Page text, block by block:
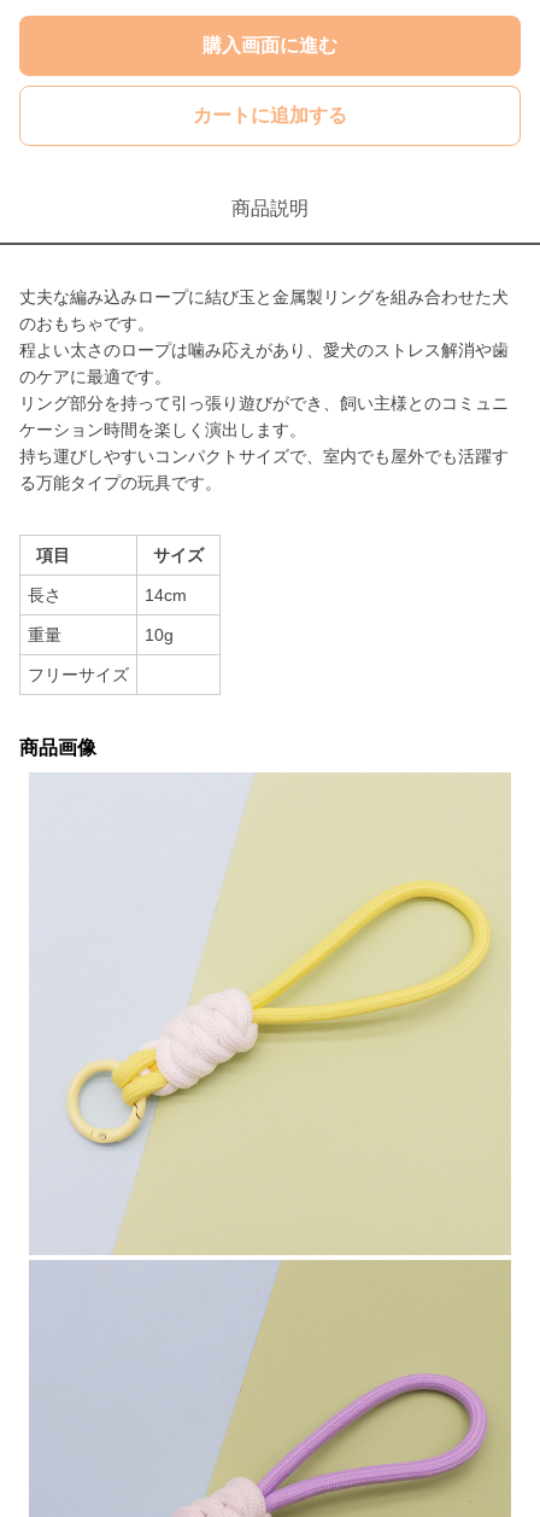
購入画面に進む
カートに追加する
商品説明
丈夫な編み込みロープに結び玉と金属製リングを組み合わせた犬
のおもちゃです。
程よい太さのロープは噛み応えがあり、愛犬のストレス解消や歯
のケアに最適です。
リング部分を持って引っ張り遊びができ、飼い主様とのコミュニ
ケーション時間を楽しく演出します。
持ち運びしやすいコンパクトサイズで、室内でも屋外でも活躍す
る万能タイプの玩具です。
項目 サイズ
長さ 14cm
重量 10g
フリーサイズ
商品画像